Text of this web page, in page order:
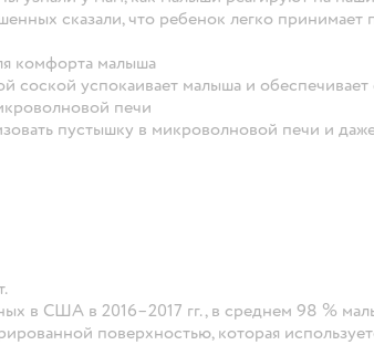
сказали, что ребенок легко
комфорта малыша
соской успокаивает малыша и
печи
пустышку в микроволновой печи и
в США в 2016–2017 гг., в среднем 98 %
поверхностью, которая